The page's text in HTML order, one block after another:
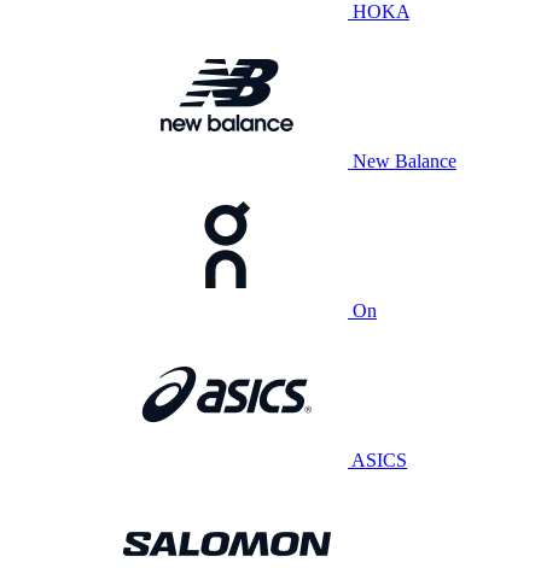
HOKA
New Balance
On
ASICS